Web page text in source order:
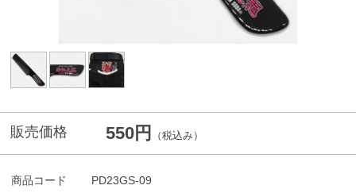
販売価格 550円 （税込み）
商品コード PD23GS-09